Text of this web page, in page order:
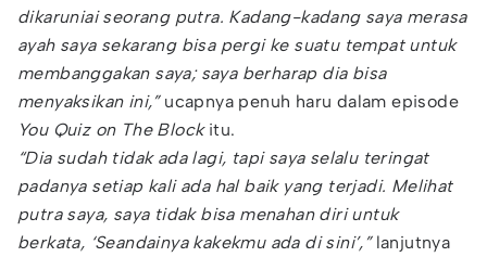
dikaruniai seorang putra. Kadang-kadang saya merasa
ayah saya sekarang bisa pergi ke suatu tempat untuk
membanggakan saya; saya berharap dia bisa
menyaksikan ini,”ucapnya penuh haru dalam episode
You Quiz on The Block itu.
“Dia sudah tidak ada lagi, tapi saya selalu teringat
padanya setiap kali ada hal baik yang terjadi. Melihat
putra saya, saya tidak bisa menahan diri untuk
berkata, ‘Seandainya kakekmu ada di sini’,”lanjutnya